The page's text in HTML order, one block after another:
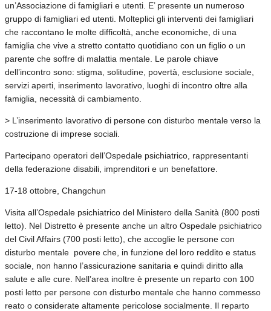
un’Associazione di famigliari e utenti. E’ presente un numeroso
gruppo di famigliari ed utenti. Molteplici gli interventi dei famigliari
che raccontano le molte difficoltà, anche economiche, di una
famiglia che vive a stretto contatto quotidiano con un figlio o un
parente che soffre di malattia mentale. Le parole chiave
dell’incontro sono: stigma, solitudine, povertà, esclusione sociale,
servizi aperti, inserimento lavorativo, luoghi di incontro oltre alla
famiglia, necessità di cambiamento.
> L’inserimento lavorativo di persone con disturbo mentale verso la
costruzione di imprese sociali.
Partecipano operatori dell’Ospedale psichiatrico, rappresentanti
della federazione disabili, imprenditori e un benefattore.
17-18 ottobre, Changchun
Visita all’Ospedale psichiatrico del Ministero della Sanità (800 posti
letto). Nel Distretto è presente anche un altro Ospedale psichiatrico
del Civil Affairs (700 posti letto), che accoglie le persone con
disturbo mentale povere che, in funzione del loro reddito e status
sociale, non hanno l’assicurazione sanitaria e quindi diritto alla
salute e alle cure. Nell’area inoltre è presente un reparto con 100
posti letto per persone con disturbo mentale che hanno commesso
reato o considerate altamente pericolose socialmente. Il reparto